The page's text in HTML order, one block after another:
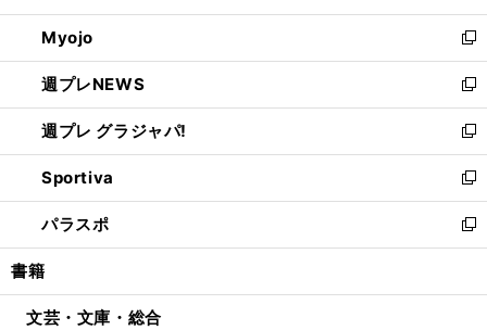
開
く
ウ
で
開
く
ン
ド
ウ
で
開
く
ウ
ィ
ン
ド
ウ
で
開
く
Myojo
新
し
い
ウ
ィ
ン
ド
ウ
で
開
週プレNEWS
新
し
い
ウ
ィ
ン
ド
ウ
開
週プレ グラジャパ!
新
し
い
ウ
ィ
ン
ウ
Sportiva
新
し
い
ウ
ン
パラスポ
新
し
ウ
書籍
文芸・文庫・総合